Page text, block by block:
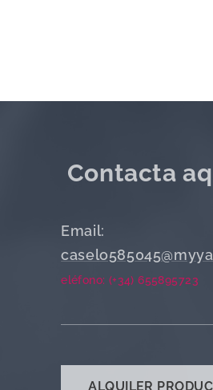
Contacta
Email:
eléfono: (+34) 655895723
ALQUILER